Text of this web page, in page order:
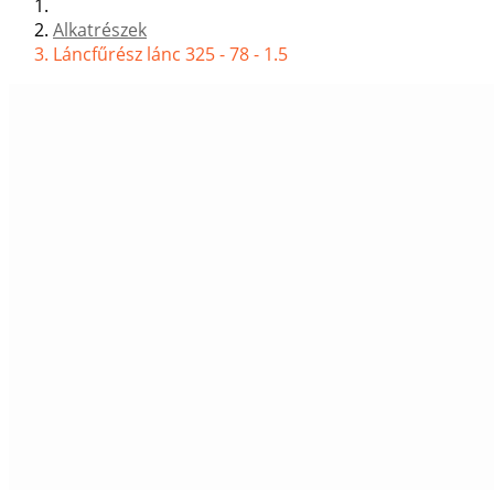
Alkatrészek
Láncfűrész lánc 325 - 78 - 1.5